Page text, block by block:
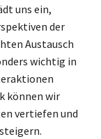
uns ein,
der
Austausch
wichtig in
können wir
vertiefen und